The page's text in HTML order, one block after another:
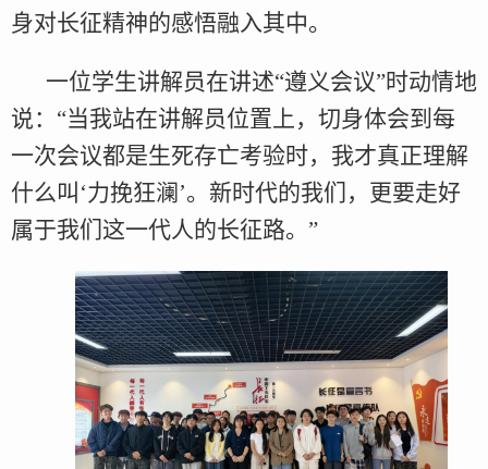
身对长征精神的感悟融入其中。
一位学生讲解员在讲述“遵义会议”时动情地
说：“当我站在讲解员位置上，切身体会到每
一次会议都是生死存亡考验时，我才真正理解
什么叫‘力挽狂澜’。新时代的我们，更要走好
属于我们这一代人的长征路。 ”